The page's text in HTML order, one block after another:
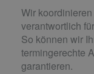
Wir
verantwortlich
So können wir
termingerechte
garantieren.